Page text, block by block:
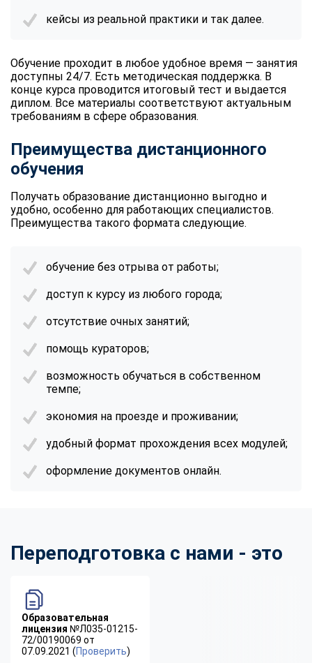
кейсы из реальной практики и так далее.
Обучение проходит в любое удобное время — занятия
доступны 24/7. Есть методическая поддержка. В
конце курса проводится итоговый тест и выдается
диплом. Все материалы соответствуют актуальным
требованиям в сфере образования.
Преимущества дистанционного
обучения
Получать образование дистанционно выгодно и
удобно, особенно для работающих специалистов.
Преимущества такого формата следующие.
обучение без отрыва от работы;
доступ к курсу из любого города;
отсутствие очных занятий;
помощь кураторов;
возможность обучаться в собственном
темпе;
экономия на проезде и проживании;
удобный формат прохождения всех модулей;
оформление документов онлайн.
Переподготовка с нами - это
Образовательная
лицензия №Л035-01215-
72/00190069 от
07.09.2021 (Проверить)